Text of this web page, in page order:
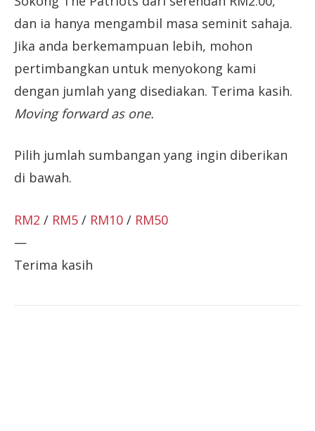
dan ia hanya mengambil masa seminit sahaja.
Jika anda berkemampuan lebih, mohon
pertimbangkan untuk menyokong kami
dengan jumlah yang disediakan. Terima kasih.
Moving forward as one.
Pilih jumlah sumbangan yang ingin diberikan
di bawah.
RM2 / RM5 / RM10 / RM50
—
Terima kasih